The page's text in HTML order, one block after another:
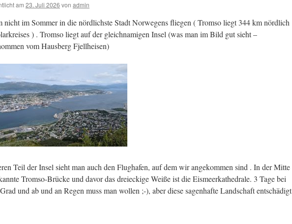
am 23. Juli 2026 von admin
nicht im Sommer in die nördlichste Stadt Norwegens fliegen ( Tromso liegt 344 km nördlich
) . Tromso liegt auf der gleichnamigen Insel (was man im Bild gut sieht –
vom Hausberg Fjellheisen)
Teil der Insel sieht man auch den Flughafen, auf dem wir angekommen sind . In der Mitte
Tromso-Brücke und davor das dreieckige Weiße ist die Eismeerkathedrale. 3 Tage bei
und ab und an Regen muss man wollen ;-), aber diese sagenhafte Landschaft entschädigt